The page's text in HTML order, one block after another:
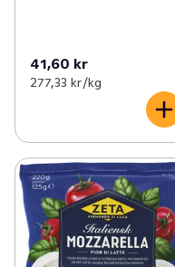
41,60 kr
277,33 kr /kg